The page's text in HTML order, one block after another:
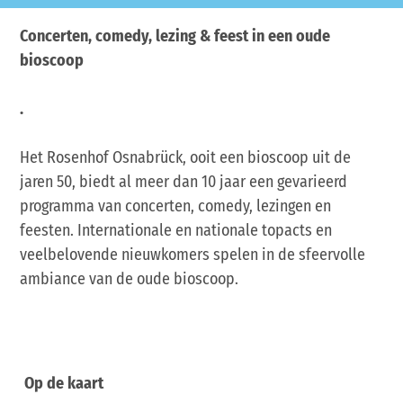
Concerten, comedy, lezing & feest in een oude
bioscoop
.
Het Rosenhof Osnabrück, ooit een bioscoop uit de
jaren 50, biedt al meer dan 10 jaar een gevarieerd
programma van concerten, comedy, lezingen en
feesten. Internationale en nationale topacts en
veelbelovende nieuwkomers spelen in de sfeervolle
ambiance van de oude bioscoop.
Op de kaart